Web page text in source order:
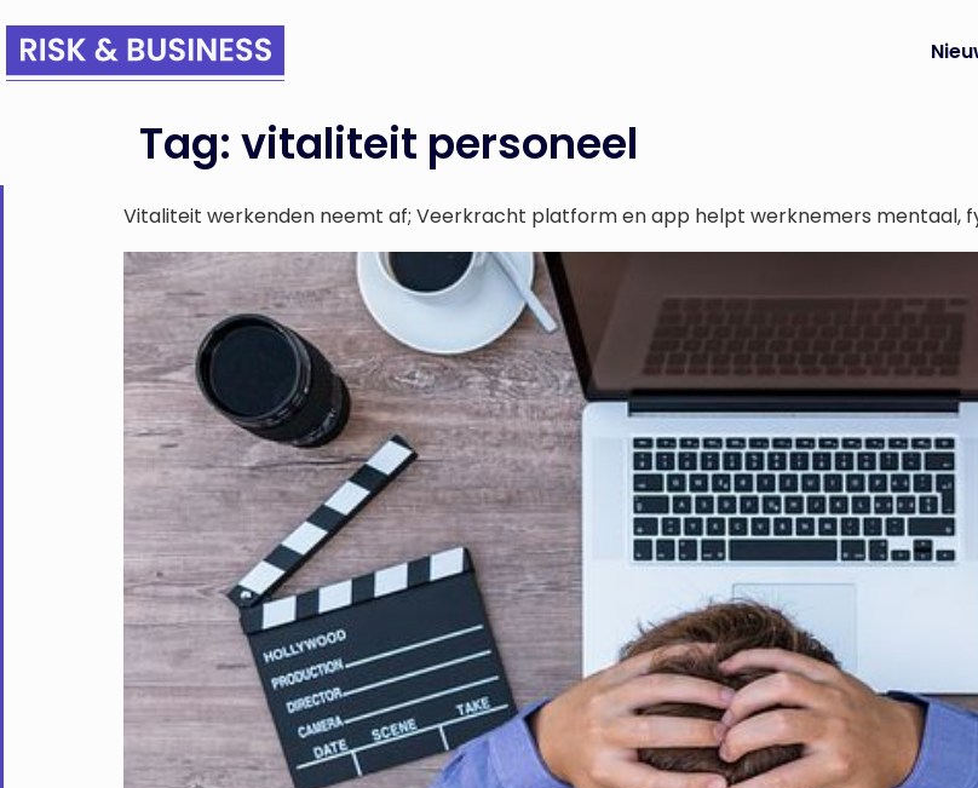
Tag: vitaliteit personeel
Vitaliteit werkenden neemt af; Veerkracht platform en app helpt werknemers mentaal,